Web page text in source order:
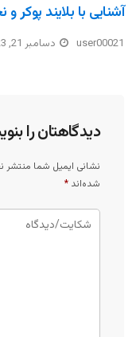
آشنایی با بلایند پوکر و
user00021 دسامبر 21, 2023
دیدگاهتان را
نشانی ایمیل شما منتشر
شده‌اند *